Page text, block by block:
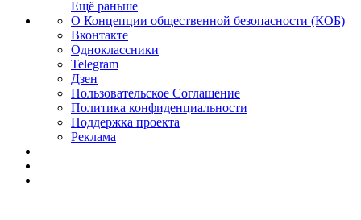
Ещё раньше
О Концепции общественной безопасности (КОБ)
Вконтакте
Одноклассники
Telegram
Дзен
Пользовательское Соглашение
Политика конфиденциальности
Поддержка проекта
Реклама